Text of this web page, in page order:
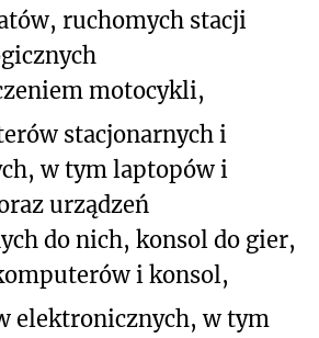
ruchomych stacji
motocykli,
stacjonarnych i
w tym laptopów i
urządzeń
do nich, konsol do gier,
i konsol,
elektronicznych, w tym